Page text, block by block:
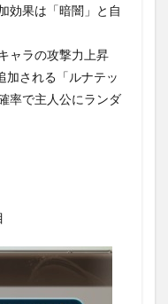
効果は「暗闇」と自
ャラの攻撃力上昇
加される「ルナテッ
率で主人公にランダ